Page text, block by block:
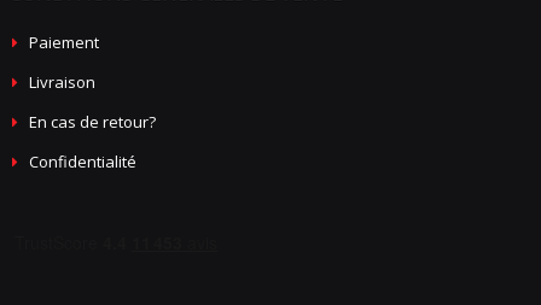
Paiement
Livraison
En cas de retour?
Confidentialité